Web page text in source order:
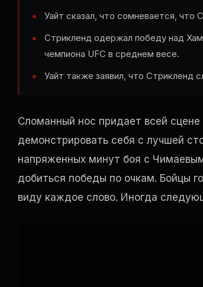
Уайт сказал, что сомневается, что
Стрикленд одержал победу над
чемпиона UFC в среднем весе.
Уайт также заявил, что Стрикленд
Сломанный нос придает всей
демонстрировать себя с лучшей
напряженных минут боя с
добиться победы по очкам. Бойцы
виду каждое слово. Иногда